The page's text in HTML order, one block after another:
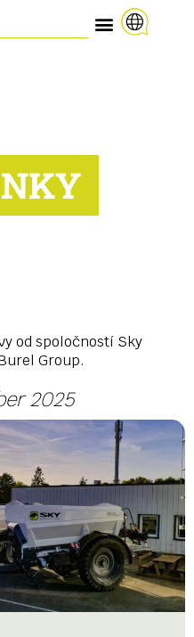
od spoločností Sky
Group.
2025